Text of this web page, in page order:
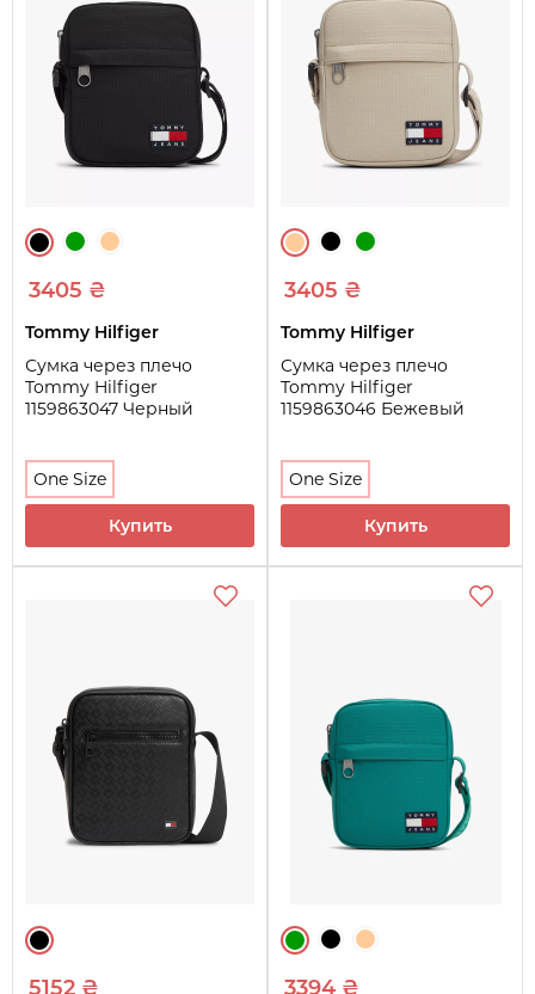
3405 ₴
Tommy Hilfiger
Сумка через плечо
Tommy Hilfiger
1159863047 Черный
One Size
Купить
3405 ₴
Tommy Hilfiger
Сумка через плечо
Tommy Hilfiger
1159863046 Бежевый
One Size
Купить
5152 ₴ 3394 ₴